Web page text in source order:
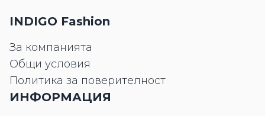
INDIGO Fashion
За компанията
Общи условия
Политика за поверителност
ИНФОРМАЦИЯ